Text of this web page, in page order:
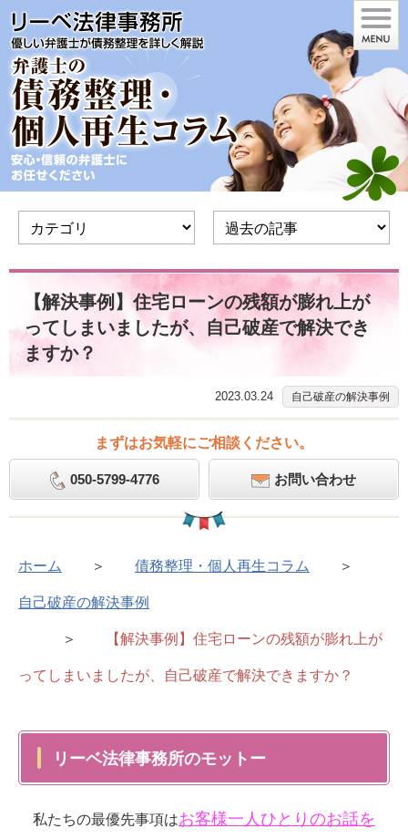
【解決事例】住宅ローンの残額が膨れ上が
ってしまいましたが、自己破産で解決でき
ますか？
2023.03.24 自己破産の解決事例
まずはお気軽にご相談ください。
050-5799-4776 お問い合わせ
ホーム ＞ 債務整理・個人再生コラム ＞
自己破産の解決事例
＞ 【解決事例】住宅ローンの残額が膨れ上が
ってしまいましたが、自己破産で解決できますか？
リーベ法律事務所のモットー
私たちの最優先事項はお客様一人ひとりのお話を